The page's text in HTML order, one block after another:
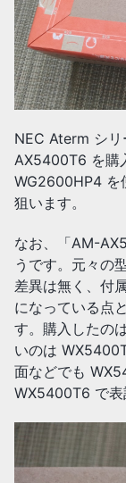
NEC Aterm シ
AX5400T6 を購
WG2600HP4 を
狙います。
なお、「AM-
うです。元々の
差異は無く、付
になっている点
す。購入したの
いのは
面などでも
WX5400T6 で表